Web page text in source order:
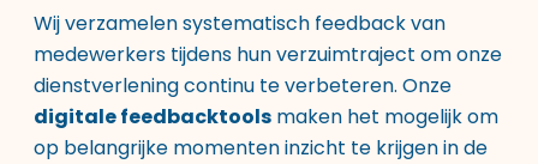
Wij verzamelen systematisch feedback van
medewerkers tijdens hun verzuimtraject om onze
dienstverlening continu te verbeteren. Onze
digitale feedbacktools maken het mogelijk om
op belangrijke momenten inzicht te krijgen in de